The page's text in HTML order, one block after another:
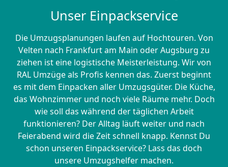
Unser Einpackservice
Die Umzugsplanungen laufen auf Hochtouren. Von
Velten nach Frankfurt am Main oder Augsburg zu
ziehen ist eine logistische Meisterleistung. Wir von
RAL Umzüge als Profis kennen das. Zuerst beginnt
es mit dem Einpacken aller Umzugsgüter. Die Küche,
das Wohnzimmer und noch viele Räume mehr. Doch
wie soll das während der täglichen Arbeit
funktionieren? Der Alltag läuft weiter und nach
Feierabend wird die Zeit schnell knapp. Kennst Du
schon unseren Einpackservice? Lass das doch
unsere Umzugshelfer machen.